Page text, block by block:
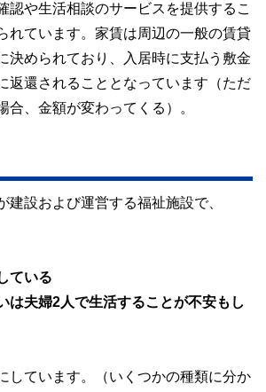
認や生活相談のサービスを提供するこ
れています。家賃は周辺の一般の賃貸
決められており、入居時に支払う敷金
返還されることとなっています（ただ
合、金額が変わってくる）。
建設および運営する福祉施設で、
ている
は夫婦2人で生活することが不安もし
しています。（いくつかの種類に分か